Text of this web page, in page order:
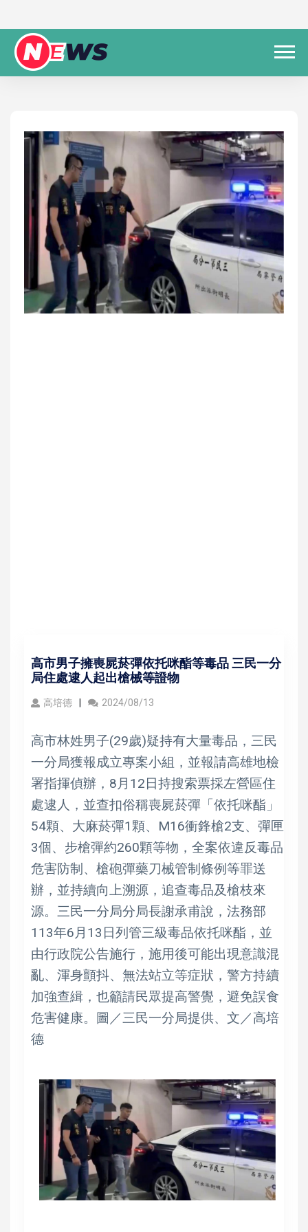
高市男子擁喪屍菸彈依托咪酯等毒品 三民一分
局住處逮人起出槍械等證物
高培德 2024/08/13
高市林姓男子(29歲)疑持有大量毒品，三民
一分局獲報成立專案小組，並報請高雄地檢
署指揮偵辦，8月12日持搜索票採左營區住
處逮人，並查扣俗稱喪屍菸彈「依托咪酯」
54顆、大麻菸彈1顆、M16衝鋒槍2支、彈匣
3個、步槍彈約260顆等物，全案依違反毒品
危害防制、槍砲彈藥刀械管制條例等罪送
辦，並持續向上溯源，追查毒品及槍枝來
源。三民一分局分局長謝承甫說，法務部
113年6月13日列管三級毒品依托咪酯，並
由行政院公告施行，施用後可能出現意識混
亂、渾身顫抖、無法站立等症狀，警方持續
加強查緝，也籲請民眾提高警覺，避免誤食
危害健康。圖／三民一分局提供、文／高培
德